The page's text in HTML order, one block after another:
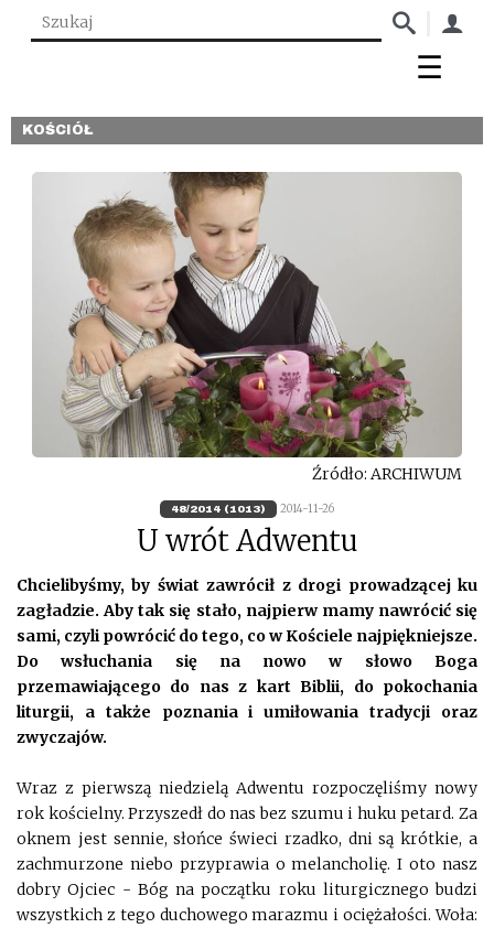
KOŚCIÓŁ
Źródło: ARCHIWUM
48/2014 (1013) 2014-11-26
U wrót Adwentu
Chcielibyśmy, by świat zawrócił z drogi prowadzącej ku
zagładzie. Aby tak się stało, najpierw mamy nawrócić się
sami, czyli powrócić do tego, co w Kościele najpiękniejsze.
Do wsłuchania się na nowo w słowo Boga
przemawiającego do nas z kart Biblii, do pokochania
liturgii, a także poznania i umiłowania tradycji oraz
zwyczajów.
Wraz z pierwszą niedzielą Adwentu rozpoczęliśmy nowy
rok kościelny. Przyszedł do nas bez szumu i huku petard. Za
oknem jest sennie, słońce świeci rzadko, dni są krótkie, a
zachmurzone niebo przyprawia o melancholię. I oto nasz
dobry Ojciec - Bóg na początku roku liturgicznego budzi
wszystkich z tego duchowego marazmu i ociężałości. Woła: